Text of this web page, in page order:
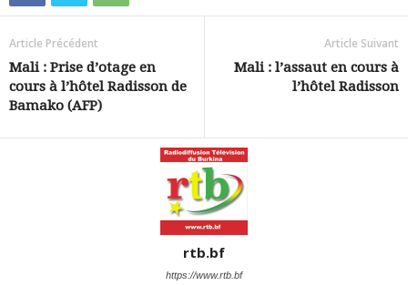
Article Précédent
Mali : Prise d’otage en
cours à l’hôtel Radisson de
Bamako (AFP)
Article Suivant
Mali : l’assaut en cours à
l’hôtel Radisson
rtb.bf
https://www.rtb.bf